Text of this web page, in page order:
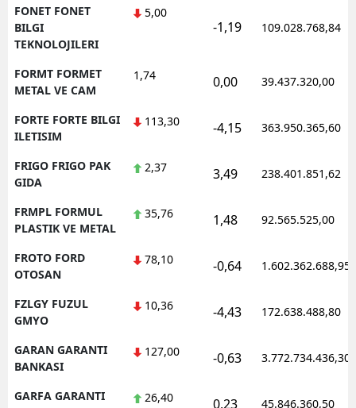
FONET FONET
BILGI
TEKNOLOJILERI
5,00
-1,19 109.028.768,84
FORMT FORMET
METAL VE CAM
1,74 0,00 39.437.320,00
FORTE FORTE BILGI
ILETISIM
113,30 -4,15 363.950.365,60
FRIGO FRIGO PAK
GIDA
2,37 3,49 238.401.851,62
FRMPL FORMUL
PLASTIK VE METAL
35,76 1,48 92.565.525,00
FROTO FORD
OTOSAN
78,10 -0,64 1.602.362.688,95
FZLGY FUZUL
GMYO
10,36 -4,43 172.638.488,80
GARAN GARANTI
BANKASI
127,00 -0,63 3.772.734.436,30
GARFA GARANTI
26,40 0,23 45.846.360,50